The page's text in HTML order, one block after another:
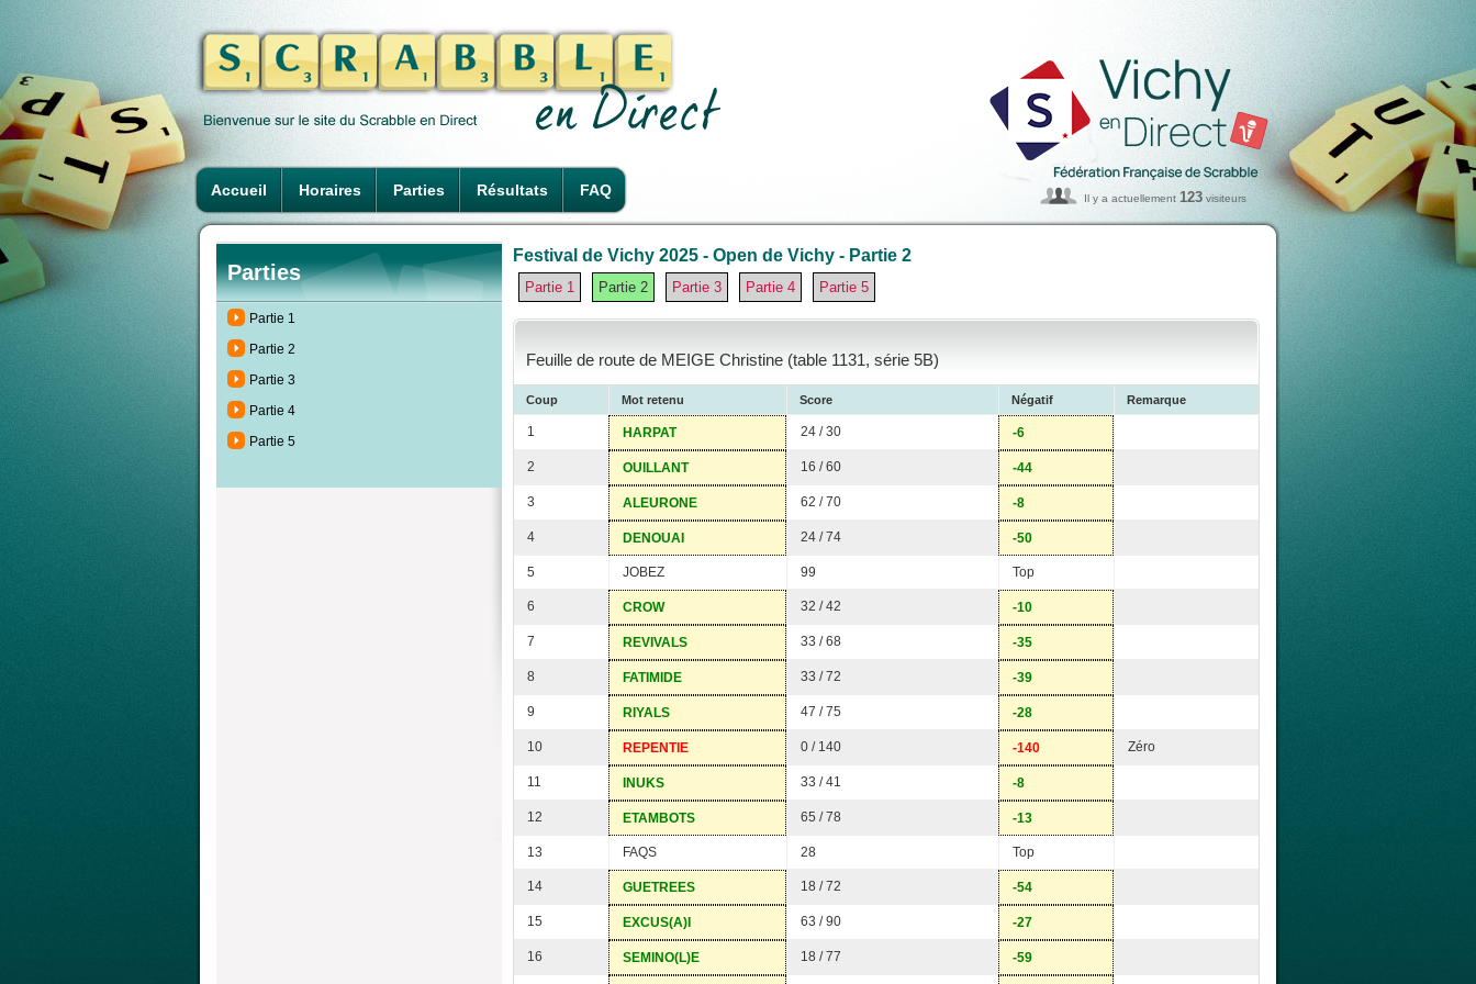
Accueil Horaires Parties Résultats FAQ Il y a actuellement 123 visiteurs
Parties
Partie 1
Partie 2
Partie 3
Partie 4
Partie 5
Festival de Vichy 2025 - Open de Vichy - Partie 2
Partie 1 Partie 2 Partie 3 Partie 4 Partie 5
Feuille de route de MEIGE Christine (table 1131, série 5B)
Coup Mot retenu Score Négatif Remarque
1 HARPAT 24 / 30 -6
2 OUILLANT 16 / 60 -44
3 ALEURONE 62 / 70 -8
4 DENOUAI 24 / 74 -50
5 JOBEZ 99 Top
6 CROW 32 / 42 -10
7 REVIVALS 33 / 68 -35
8 FATIMIDE 33 / 72 -39
9 RIYALS 47 / 75 -28
10 REPENTIE 0 / 140 -140 Zéro
11 INUKS 33 / 41 -8
12 ETAMBOTS 65 / 78 -13
13 FAQS 28 Top
14 GUETREES 18 / 72 -54
15 EXCUS(A)I 63 / 90 -27
16 SEMINO(L)E 18 / 77 -59